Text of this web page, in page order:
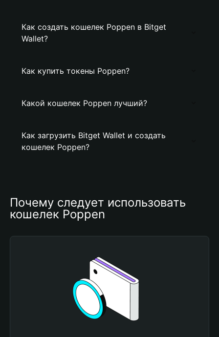
Как создать кошелек Poppen в Bitget
Wallet?
Как купить токены Poppen?
Какой кошелек Poppen лучший?
Как загрузить Bitget Wallet и создать
кошелек Poppen?
Почему следует использовать
кошелек Poppen